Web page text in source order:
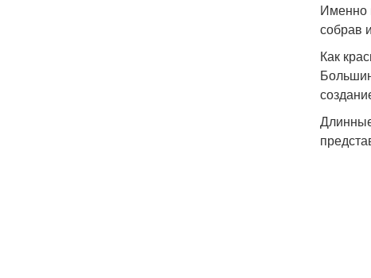
Именно
собрав
Как